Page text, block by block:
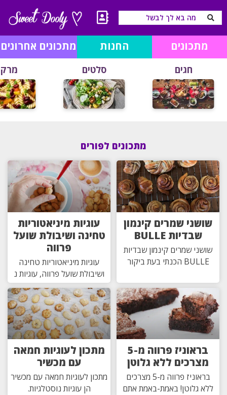
מתכונים החנות מתכונים אחרונים
חגים סלטים
מתכונים לפורים
שושני שמרים קינמון
שבדיות BULLE
שושני שמרים קינמון שבדיות
BULLE הכנתי בעת ביקור
עוגיות מיניאטוריות
טחינה ושיבולת שועל
פרווה
עוגיות מיניאטוריות טחינה
ושיבולת שועל פרווה, עוגיות נ
בראוניז פרווה מ-5
מצרכים ללא גלוטן
בראוניז פרווה מ-5 מצרכים
ללא גלוטן! באמת-באמת אתם
מתכון לעוגיות חמאה
עם מכשיר
מתכון לעוגיות חמאה עם מכשיר
הן עוגיות נוסטלגיות.